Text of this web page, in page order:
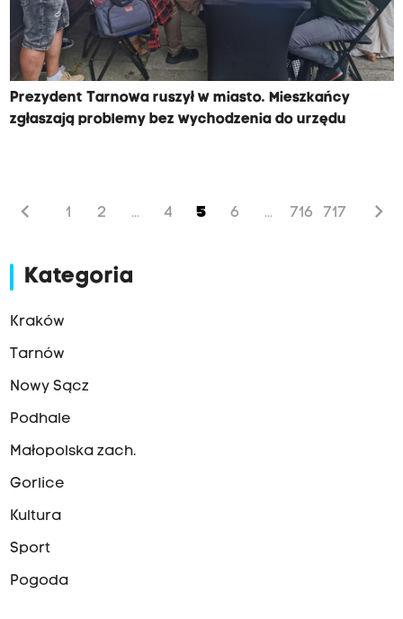
Prezydent Tarnowa ruszył w miasto. Mieszkańcy
zgłaszają problemy bez wychodzenia do urzędu
chevron_left 1 2 ... 4 5 6 ... 716 717 chevron_right
Kategoria
Kraków
Tarnów
Nowy Sącz
Podhale
Małopolska zach.
Gorlice
Kultura
Sport
Pogoda